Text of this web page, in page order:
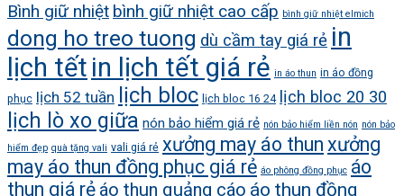
Bình giữ nhiệt bình giữ nhiệt cao cấp bình giữ nhiệt elmich
dong ho treo tuong dù cầm tay giá rẻ in
lịch tết in lịch tết giá rẻ in áo thun in áo đồng
phục lịch 52 tuần lịch bloc lịch bloc 16 24 lịch bloc 20 30
lịch lò xo giữa nón bảo hiểm giá rẻ nón bảo hiểm liền nón nón bảo
hiểm đẹp quà tặng vali vali giá rẻ xưởng may áo thun xưởng
may áo thun đồng phục giá rẻ áo phông đồng phục áo
thun giá rẻ áo thun quảng cáo áo thun đồng